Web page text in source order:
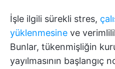
İşle ilgili sürekli stres,
yüklenmesine ve
Bunlar, tükenmişliğin
yayılmasının başlangıç